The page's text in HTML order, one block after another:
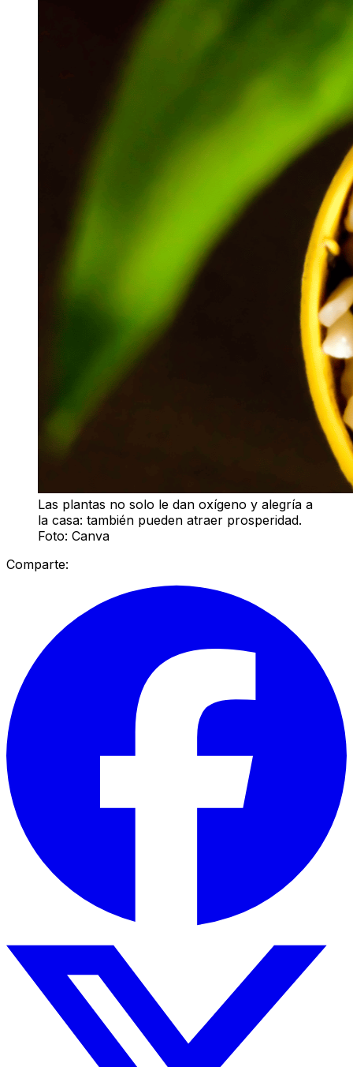
Las plantas no solo le dan oxígeno y alegría a
la casa: también pueden atraer prosperidad.
Foto: Canva
Comparte: